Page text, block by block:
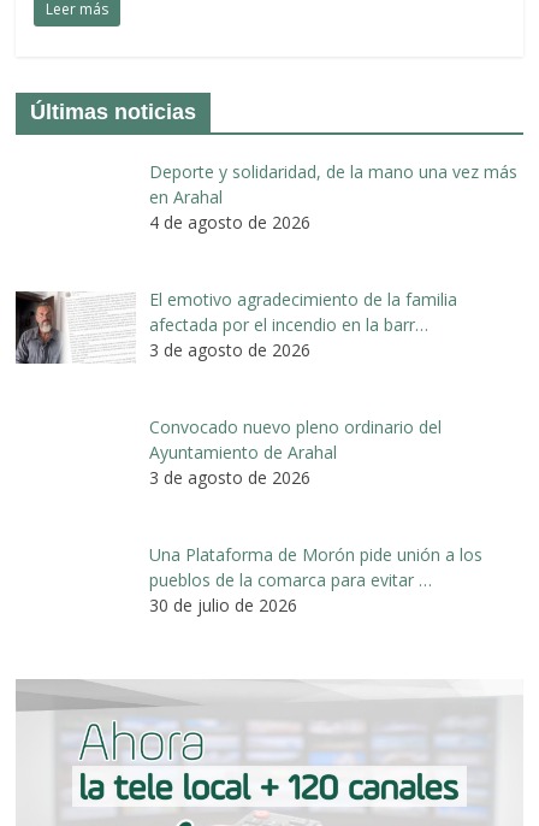
Leer más
Últimas noticias
Deporte y solidaridad, de la mano una vez más
en Arahal
4 de agosto de 2026
El emotivo agradecimiento de la familia
afectada por el incendio en la barr…
3 de agosto de 2026
Convocado nuevo pleno ordinario del
Ayuntamiento de Arahal
3 de agosto de 2026
Una Plataforma de Morón pide unión a los
pueblos de la comarca para evitar …
30 de julio de 2026